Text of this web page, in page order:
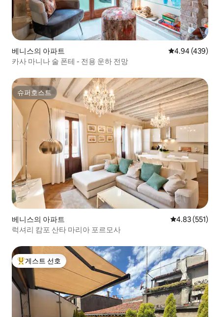
베니스의 아파트 평점 4.94점(5
4.94 (439)
카사 마니나 술 폰테 - 전용 운하 전망
슈퍼호스트
슈퍼호스트
베니스의 아파트 평점 4.83점(5
4.83 (551)
럭셔리 캄포 산타 마리아 포르모사
상위 게스트 선호
게스트 선호